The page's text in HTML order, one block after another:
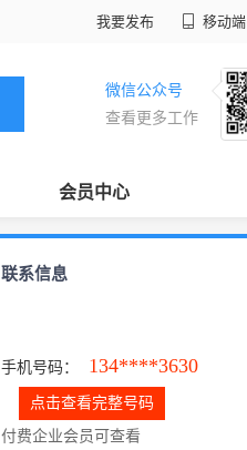
我要发布 移动端
微信公众号
查看更多工作
会员中心
联系信息
手机号码： 134****3630
点击查看完整号码
付费企业会员可查看